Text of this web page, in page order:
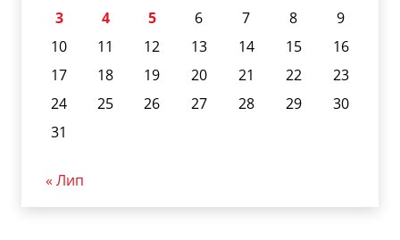
3
4 5 6 7 8
9
10
11 12 13 14 15
16
17
18 19 20 21 22
23
24
25 26 27 28 29
30
31
« Лип